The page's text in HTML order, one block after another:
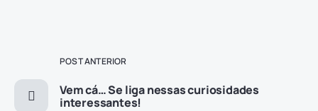
POST ANTERIOR
Vem cá… Se liga nessas curiosidades
interessantes!